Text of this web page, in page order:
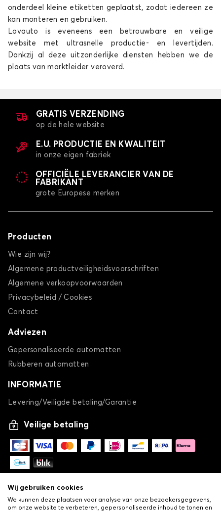
S3
Stoelhoezen voor AUDI S3
onderdeel kleine etiketten geplaatst, zodat iedereen ze
kan monteren en gebruiken.
Lovauto is eveneens een betrouwbare en veilige
website met ultrasnelle productie- en levertijden.
Dankzij al deze uitzonderlijke diensten hebben we de
plaats van marktleider veroverd.
GRATIS VERZENDING
op de hele website
E.U. PRODUCTIE EN KWALITEIT
in onze eigen fabriek
OFFICIËLE LEVERANCIER VAN DE
FABRIKANT
grote Europese merken
Producten
Wie zijn wij?
Algemene productveiligheidsvoorschriften
Algemene verkoopvoorwaarden
Privacybeleid / Cookies
Contact
Adviezen
Gepersonaliseerde automatten
Rubberen automatten
INFORMATIE
Levering/Veiligde betaling/Garantie
Veilige betaling
Wij gebruiken cookies
We kunnen deze plaatsen voor analyse van onze bezoekersgegevens,
om onze website te verbeteren, gepersonaliseerde inhoud te tonen en